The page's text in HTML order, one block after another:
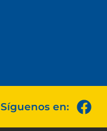
Síguenos en: